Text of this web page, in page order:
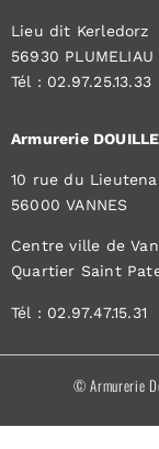
Lieu dit Kerledorz
56930 PLUMELIAU
Tél : 02.97.25.13.33
Armurerie
10 rue du
56000 VANNES
Centre ville de
Quartier Saint
Tél : 02.97.47.15.31
© Armurerie